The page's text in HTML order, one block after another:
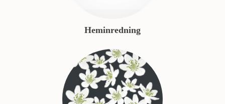
Heminredning